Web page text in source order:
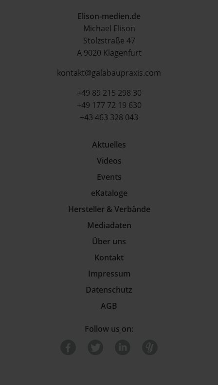
Elison-medien.de
Michael Elison
Stolzstraße 47
A 9020 Klagenfurt
kontakt@galabaupraxis.com
+49 89 215 298 30
+49 177 72 19 630
+43 463 328 043
Aktuelles
Videos
Events
eKataloge
Hersteller & Verbände
Mediadaten
Über uns
Kontakt
Impressum
Datenschutz
AGB
Follow us on: